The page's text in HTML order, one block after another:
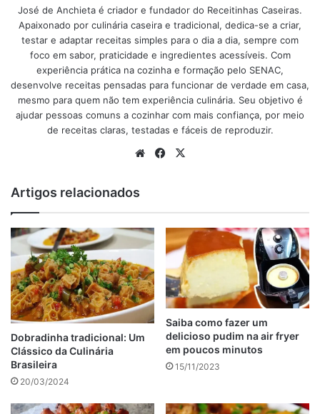
familia e convidados.
Ingredientes para fazer o
macarrão na panela de
pressão.
Ingredientes para fazer o macarrão na panela de pressão.
Tabela de conteúdos
Um pacote de penne ou outra massa de sua preferência
1 caixa demolho de tomate
Uma lata de creme de leite
100 gramas de requeijão
1 unidade de cebola picadinha
3 dentes de alho
Uma colher (sopa) de salsinha
1 pitada de sal
José de Anchieta é criador e fundador do Receitinhas Caseiras.
Apaixonado por culinária caseira e tradicional, dedica-se a criar,
testar e adaptar receitas simples para o dia a dia, sempre com
foco em sabor, praticidade e ingredientes acessíveis. Com
experiência prática na cozinha e formação pelo SENAC,
desenvolve receitas pensadas para funcionar de verdade em casa,
mesmo para quem não tem experiência culinária. Seu objetivo é
ajudar pessoas comuns a cozinhar com mais confiança, por meio
de receitas claras, testadas e fáceis de reproduzir.
WebsiteFacebook
Artigos relacionados
Dobradinha tradicional: Um
Clássico da Culinária
Brasileira
20/03/2024
Saiba como fazer um
delicioso pudim na air fryer
em poucos minutos
15/11/2023